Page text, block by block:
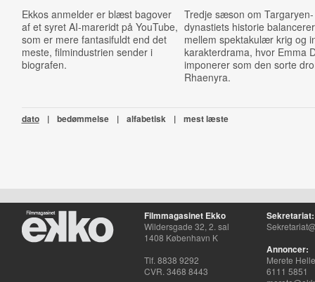
Ekkos anmelder er blæst bagover
af et syret AI-mareridt på YouTube,
som er mere fantasifuldt end det
meste, filmindustrien sender i
biografen.
Tredje sæson om Targaryen-
dynastiets historie balancerer
mellem spektakulær krig og
karakterdrama, hvor Emma
imponerer som den sorte
Rhaenyra.
dato | bedømmelse | alfabetisk | mest læste
Filmmagasinet Ekko
Wildersgade 32, 2. sal
1408 København K
Tlf. 8838 9292
CVR. 3468 8443
Sekretariat:
Annoncer:
Merete
6111 5851